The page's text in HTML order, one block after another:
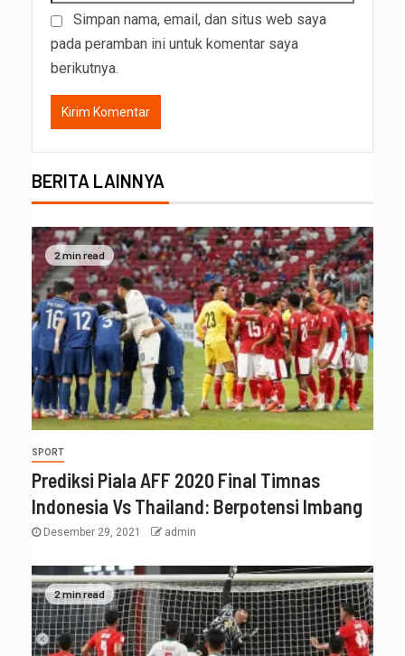
Simpan nama, email, dan situs web saya
pada peramban ini untuk komentar saya
berikutnya.
BERITA LAINNYA
2 min read
SPORT
Prediksi Piala AFF 2020 Final Timnas
Indonesia Vs Thailand: Berpotensi Imbang
Desember 29, 2021 admin
2 min read